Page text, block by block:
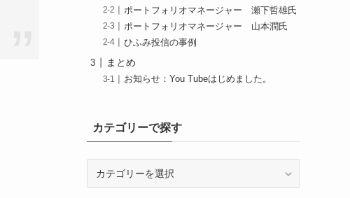
ポートフォリオマネージャー 瀬下哲雄氏
ポートフォリオマネージャー 山本潤氏
ひふみ投信の事例
まとめ
お知らせ：You Tubeはじめました。
カテゴリーで探す